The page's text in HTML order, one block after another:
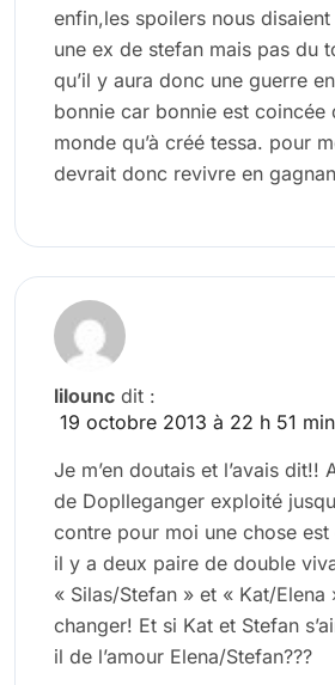
enfin,les spoilers nous
une ex de stefan mais pas du
qu’il y aura donc une guerre
bonnie car bonnie est coincée
monde qu’à créé tessa. pour
devrait donc revivre en
lilounc dit :
19 octobre 2013 à 22 h 51 min
Je m’en doutais et l’avais dit!!
de Doplleganger exploité
contre pour moi une chose est
il y a deux paire de double
« Silas/Stefan » et « Kat/Elena
changer! Et si Kat et Stefan
il de l’amour Elena/Stefan???